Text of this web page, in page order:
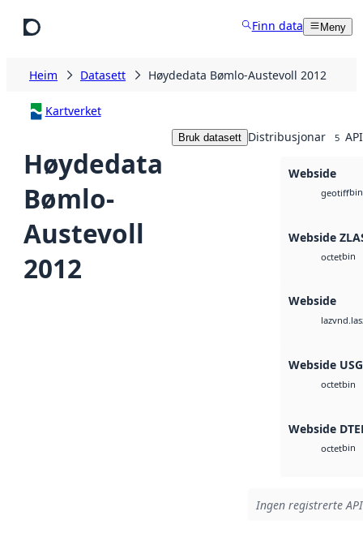
Finn data Meny
Heim Datasett Høydedata Bømlo-Austevoll 2012
Kartverket
Høydedata
Bømlo-
Austevoll
2012
Bruk datasett Distribusjonar 5
Webside
geotiffbin
Webside
octetbin
Webside
laz
Webside
octetbin
Webside
octetbin
Ingen registrerte